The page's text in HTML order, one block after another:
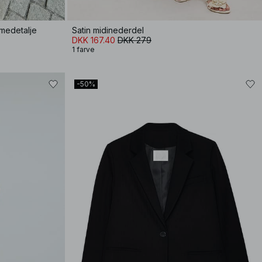
Satin midinederdel
DKK 167.40 DKK 279
1 farve
-50%